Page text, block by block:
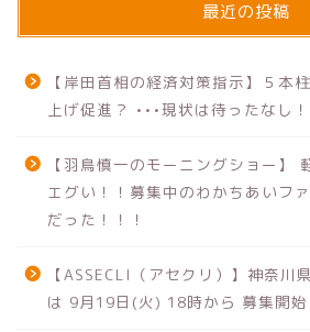
最近の投稿
【岸田首相の経済対策指示】５本
上げ促進？ •••現状は待ったなし！
【羽鳥慎一のモーニングショー】
エグい！！募集中のわかちあいフ
だった！！！
【ASSECLI（アセクリ）】神奈川
は 9月19日(火) 18時から 募集開始